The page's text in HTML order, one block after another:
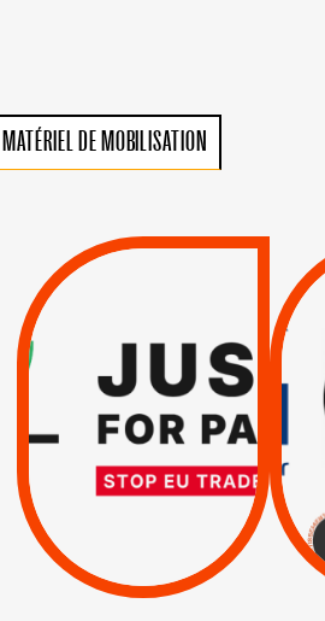
MATÉRIEL DE MOBILISATION
VIOLATIONS DES
SUSPENSION
TOTALE DE
L’ACCORD
D’ASSOCIATION UE-
ISRAËL
| Pétitions